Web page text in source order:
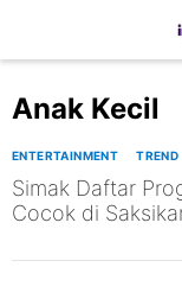
Anak Kecil
ENTERTAINMENT TREND
Simak Daftar
Cocok di